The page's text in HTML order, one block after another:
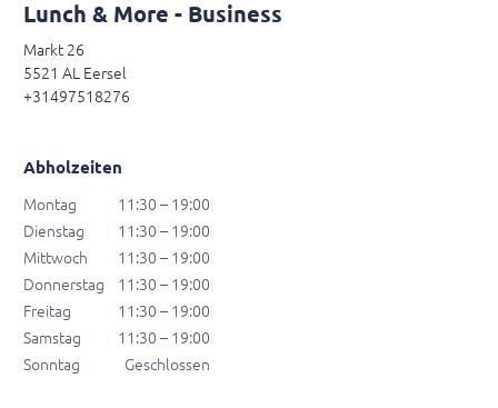
Lunch & More - Business
Markt 26
5521 AL Eersel
+31497518276
Abholzeiten
Montag
11:30 – 19:00
Dienstag
11:30 – 19:00
Mittwoch
11:30 – 19:00
Donnerstag
11:30 – 19:00
Freitag
11:30 – 19:00
Samstag
11:30 – 19:00
Sonntag
Geschlossen